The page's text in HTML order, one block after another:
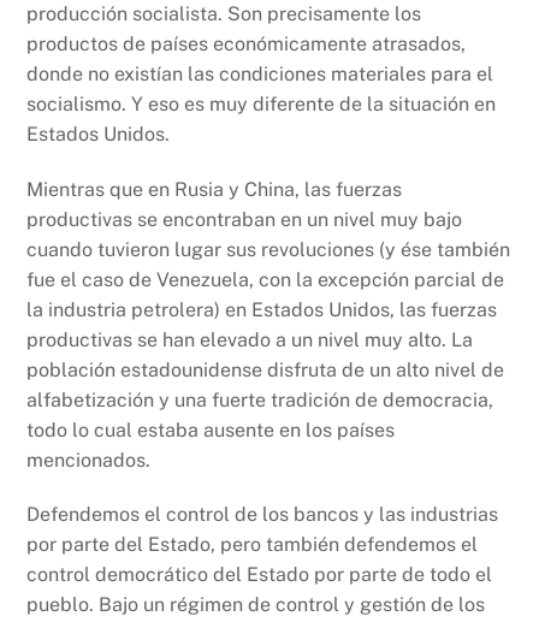
producción socialista. Son precisamente los
productos de países económicamente atrasados, ​​
donde no existían las condiciones materiales para el
socialismo. Y eso es muy diferente de la situación en
Estados Unidos.
Mientras que en Rusia y China, las fuerzas
productivas se encontraban en un nivel muy bajo
cuando tuvieron lugar sus revoluciones (y ése también
fue el caso de Venezuela, con la excepción parcial de
la industria petrolera) en Estados Unidos, las fuerzas
productivas se han elevado a un nivel muy alto. La
población estadounidense disfruta de un alto nivel de
alfabetización y una fuerte tradición de democracia,
todo lo cual estaba ausente en los países
mencionados.
Defendemos el control de los bancos y las industrias
por parte del Estado, pero también defendemos el
control democrático del Estado por parte de todo el
pueblo. Bajo un régimen de control y gestión de los